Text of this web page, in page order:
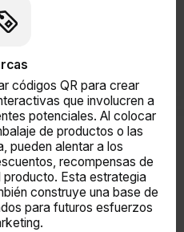
códigos QR para crear
que involucren a
potenciales. Al colocar
de productos o las
pueden alentar a los
recompensas de
producto. Esta estrategia
construye una base de
​​para futuros esfuerzos